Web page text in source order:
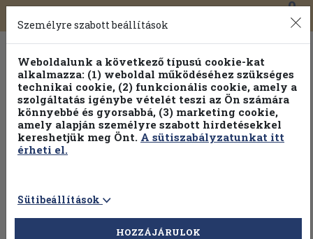
Toggle
navigation
0
Válogasson több mint 30 000 kötet közül
Hobbi témakörökben20% kedvezménnyel!
Vissza az előző oldalra Válasszon példányt
Személyre szabott beállítások
Weboldalunk a következő típusú cookie-kat
alkalmazza: (1) weboldal működéséhez szükséges
technikai cookie, (2) funkcionális cookie, amely a
szolgáltatás igénybe vételét teszi az Ön számára
könnyebbé és gyorsabbá, (3) marketing cookie,
amely alapján személyre szabott hirdetésekkel
kereshetjük meg Önt. A sütiszabályzatunkat itt
érheti el.
Sütibeállítások
HOZZÁJÁRULOK